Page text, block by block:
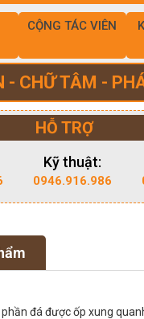
CỘNG TÁC VIÊN
- CHỮ TÂM -
HỖ TRỢ
Kỹ thuật:
0946.916.986
đá được ốp xung